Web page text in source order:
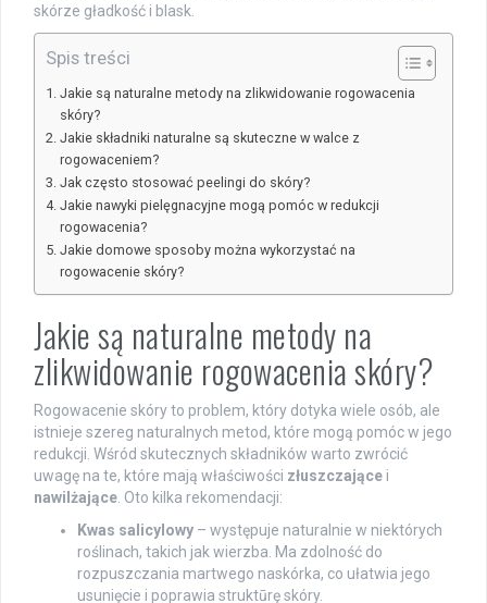
skórze gładkość i blask.
Spis treści
Jakie są naturalne metody na zlikwidowanie rogowacenia
skóry?
Jakie składniki naturalne są skuteczne w walce z
rogowaceniem?
Jak często stosować peelingi do skóry?
Jakie nawyki pielęgnacyjne mogą pomóc w redukcji
rogowacenia?
Jakie domowe sposoby można wykorzystać na
rogowacenie skóry?
Jakie są naturalne metody na
zlikwidowanie rogowacenia skóry?
Rogowacenie skóry to problem, który dotyka wiele osób, ale
istnieje szereg naturalnych metod, które mogą pomóc w jego
redukcji. Wśród skutecznych składników warto zwrócić
uwagę na te, które mają właściwości złuszczające i
nawilżające. Oto kilka rekomendacji:
Kwas salicylowy – występuje naturalnie w niektórych
roślinach, takich jak wierzba. Ma zdolność do
rozpuszczania martwego naskórka, co ułatwia jego
usunięcie i poprawia struktūrę skóry.